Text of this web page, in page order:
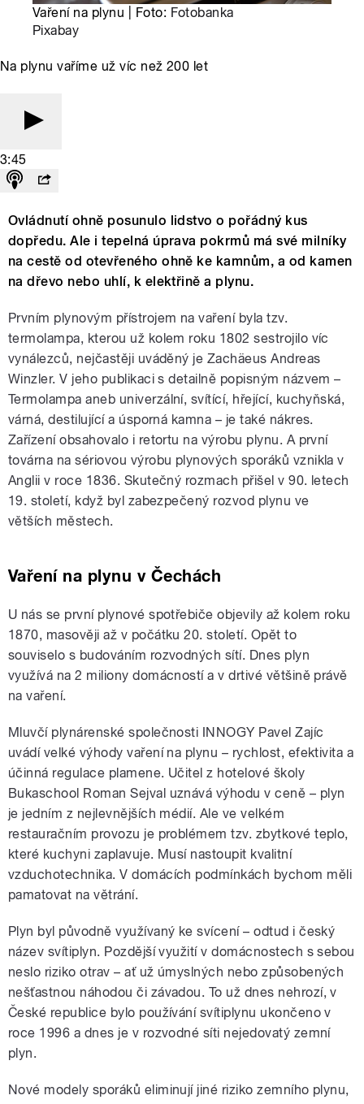
Vaření na plynu | Foto: Fotobanka
Pixabay
Na plynu vaříme už víc než 200 let
3:45
Ovládnutí ohně posunulo lidstvo o pořádný kus
dopředu. Ale i tepelná úprava pokrmů má své milníky
na cestě od otevřeného ohně ke kamnům, a od kamen
na dřevo nebo uhlí, k elektřině a plynu.
Prvním plynovým přístrojem na vaření byla tzv.
termolampa, kterou už kolem roku 1802 sestrojilo víc
vynálezců, nejčastěji uváděný je Zachäeus Andreas
Winzler. V jeho publikaci s detailně popisným názvem –
Termolampa aneb univerzální, svítící, hřející, kuchyňská,
várná, destilující a úsporná kamna – je také nákres.
Zařízení obsahovalo i retortu na výrobu plynu. A první
továrna na sériovou výrobu plynových sporáků vznikla v
Anglii v roce 1836. Skutečný rozmach přišel v 90. letech
19. století, když byl zabezpečený rozvod plynu ve
větších městech.
Vaření na plynu v Čechách
U nás se první plynové spotřebiče objevily až kolem roku
1870, masověji až v počátku 20. století. Opět to
souviselo s budováním rozvodných sítí. Dnes plyn
využívá na 2 miliony domácností a v drtivé většině právě
na vaření.
Mluvčí plynárenské společnosti INNOGY Pavel Zajíc
uvádí velké výhody vaření na plynu – rychlost, efektivita a
účinná regulace plamene. Učitel z hotelové školy
Bukaschool Roman Sejval uznává výhodu v ceně – plyn
je jedním z nejlevnějších médií. Ale ve velkém
restauračním provozu je problémem tzv. zbytkové teplo,
které kuchyni zaplavuje. Musí nastoupit kvalitní
vzduchotechnika. V domácích podmínkách bychom měli
pamatovat na větrání.
Plyn byl původně využívaný ke svícení – odtud i český
název svítiplyn. Pozdější využití v domácnostech s sebou
neslo riziko otrav – ať už úmyslných nebo způsobených
nešťastnou náhodou či závadou. To už dnes nehrozí, v
České republice bylo používání svítiplynu ukončeno v
roce 1996 a dnes je v rozvodné síti nejedovatý zemní
plyn.
Nové modely sporáků eliminují jiné riziko zemního plynu,